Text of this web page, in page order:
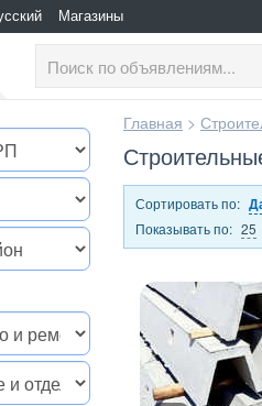
Магазины
Главная >
Сортировать по:
Показывать по: 25